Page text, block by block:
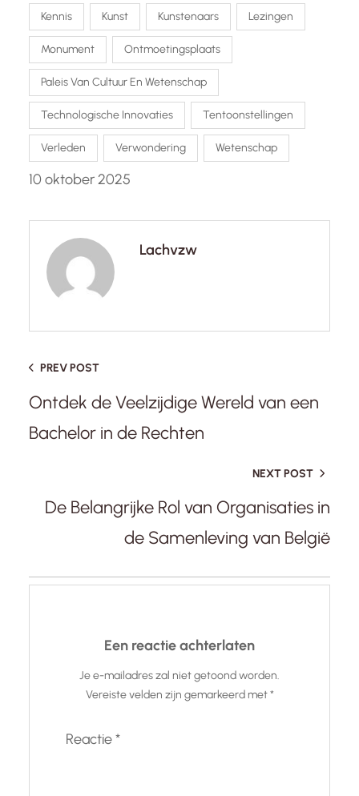
Kennis Kunst Kunstenaars Lezingen
Monument Ontmoetingsplaats
Paleis Van Cultuur En Wetenschap
Technologische Innovaties Tentoonstellingen
Verleden Verwondering Wetenschap
10 oktober 2025
Lachvzw
PREV POST
Ontdek de Veelzijdige Wereld van een
Bachelor in de Rechten
NEXT POST
De Belangrijke Rol van Organisaties in
de Samenleving van België
Een reactie achterlaten
Je e-mailadres zal niet getoond worden.
Vereiste velden zijn gemarkeerd met*
Reactie*